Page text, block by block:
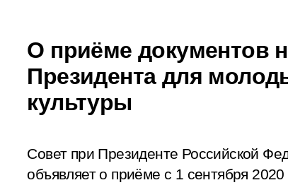
О приёме документов
Президента для
культуры
Совет при Президенте Российской
объявляет о приёме с 1 сентября